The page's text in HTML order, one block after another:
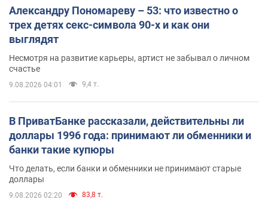
Александру Пономареву – 53: что известно о
трех детях секс-символа 90-х и как они
выглядят
Несмотря на развитие карьеры, артист не забывал о личном
счастье
9.08.2026 04:01 9,4 т.
В ПриватБанке рассказали, действительны ли
доллары 1996 года: принимают ли обменники и
банки такие купюры
Что делать, если банки и обменники не принимают старые
доллары
9.08.2026 02:20 83,8 т.